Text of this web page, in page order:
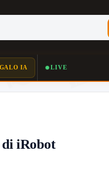
IA LIVE
iRobot